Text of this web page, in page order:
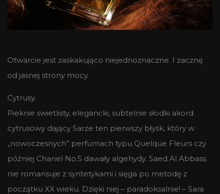
Otwarcie jest zaskakująco niejednoznaczne. I zacznę
od jasnej strony mocy.
Cytrusy.
Pieknie swietlisty, elegancki, subtelnie słodki akord
cytrusowy dający Sarze ten pierwszy błysk, który w
„nowoczesnych” perfumach typu Quelque Fleurs czy
później Chanel No.5 dawały algehydy. Saed Al Abbass
nie romansuje z syntetykami i sięga po metodę z
początku XX wieku. Dzięki niej – paradoksalnie! – Sara